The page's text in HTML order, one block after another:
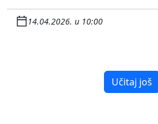
14.04.2026. u 10:00
Učitaj još